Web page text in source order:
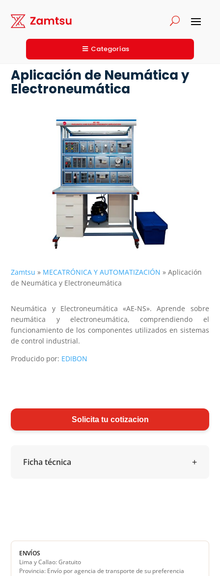
Categorías
Zamtsu » MECATRÓNICA Y AUTOMATIZACIÓN »Aplicación
de Neumática y Electroneumática
Aplicación de Neumática y
Electroneumática
Neumática y Electroneumática «AE-NS». Aprende sobre
neumática y electroneumática, comprendiendo el
funcionamiento de los componentes utilizados en sistemas
de control industrial.
Producido por: EDIBON
Solicita tu cotizacion
Ficha técnica
ENVÍOS
Lima y Callao: Gratuito
Provincia: Envío por agencia de transporte de su preferencia